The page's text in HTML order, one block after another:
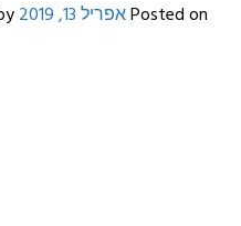
Posted onאפריל 13, 2019